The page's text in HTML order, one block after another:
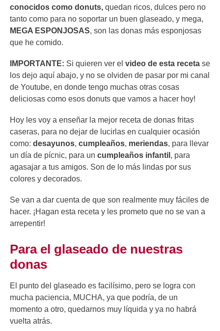
conocidos como donuts, quedan ricos, dulces pero no
tanto como para no soportar un buen glaseado, y mega,
MEGA ESPONJOSAS, son las donas más esponjosas
que he comido.
IMPORTANTE: Si quieren ver el video de esta receta se
los dejo aquí abajo, y no se olviden de pasar por mi canal
de Youtube, en donde tengo muchas otras cosas
deliciosas como esos donuts que vamos a hacer hoy!
Hoy les voy a enseñar la mejor receta de donas fritas
caseras, para no dejar de lucirlas en cualquier ocasión
como: desayunos, cumpleaños, meriendas, para llevar
un día de pícnic, para un cumpleaños infantil , para
agasajar a tus amigos. Son de lo más lindas por sus
colores y decorados.
Se van a dar cuenta de que son realmente muy fáciles de
hacer. ¡Hagan esta receta y les prometo que no se van a
arrepentir!
Para el glaseado de nuestras
donas
El punto del glaseado es facilísimo, pero se logra con
mucha paciencia, MUCHA, ya que podría, de un
momento a otro, quedarnos muy líquida y ya no habrá
vuelta atrás.